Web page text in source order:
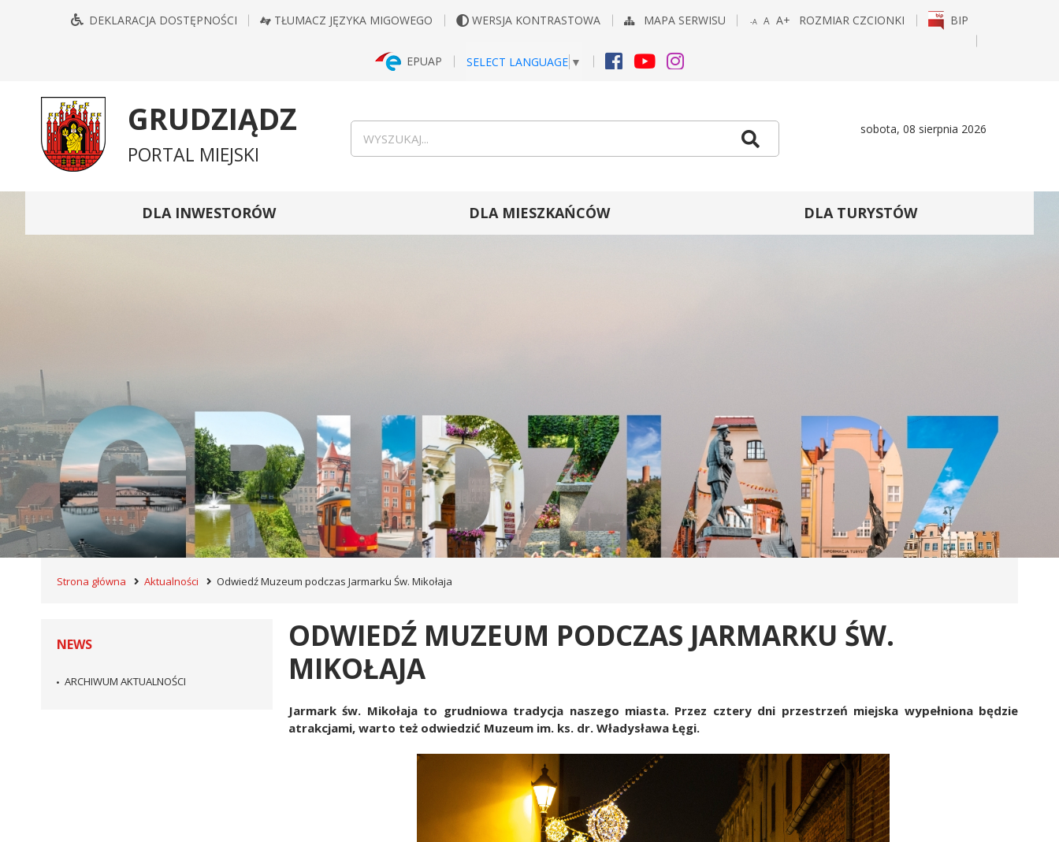
DEKLARACJA DOSTĘPNOŚCI TŁUMACZ JĘZYKA MIGOWEGO WERSJA KONTRASTOWA MAPA SERWISU
-A
A A+
ROZMIAR CZCIONKI BIP
EPUAP SELECT LANGUAGE ▼
FACEBOOK
YOUTUBEINSTAGRAM
GRUDZIĄDZ
PORTAL MIEJSKI
sobota, 08 sierpnia 2026
DLA INWESTORÓW DLA MIESZKAŃCÓW DLA TURYSTÓW
Strona główna Aktualności Odwiedź Muzeum podczas Jarmarku Św. Mikołaja
NEWS
ARCHIWUM AKTUALNOŚCI
ODWIEDŹ MUZEUM PODCZAS JARMARKU ŚW.
MIKOŁAJA
Jarmark św. Mikołaja to grudniowa tradycja naszego miasta. Przez cztery dni przestrzeń miejska wypełniona będzie
atrakcjami, warto też odwiedzić Muzeum im. ks. dr. Władysława Łęgi.